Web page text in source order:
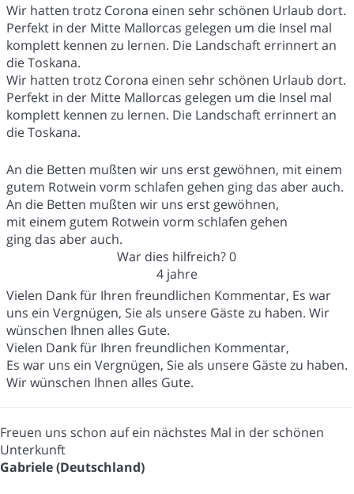
Wir hatten trotz Corona einen sehr schönen Urlaub dort.
Perfekt in der Mitte Mallorcas gelegen um die Insel mal
komplett kennen zu lernen. Die Landschaft errinnert an
die Toskana.
Wir hatten trotz Corona einen sehr schönen Urlaub dort.
Perfekt in der Mitte Mallorcas gelegen um die Insel mal
komplett kennen zu lernen. Die Landschaft errinnert an
die Toskana.
An die Betten mußten wir uns erst gewöhnen, mit einem
gutem Rotwein vorm schlafen gehen ging das aber auch.
An die Betten mußten wir uns erst gewöhnen,
mit einem gutem Rotwein vorm schlafen gehen
ging das aber auch.
War dies hilfreich?0
4 jahre
Vielen Dank für Ihren freundlichen Kommentar, Es war
uns ein Vergnügen, Sie als unsere Gäste zu haben. Wir
wünschen Ihnen alles Gute.
Vielen Dank für Ihren freundlichen Kommentar,
Es war uns ein Vergnügen, Sie als unsere Gäste zu haben.
Wir wünschen Ihnen alles Gute.
Freuen uns schon auf ein nächstes Mal in der schönen
Unterkunft
Gabriele (Deutschland)